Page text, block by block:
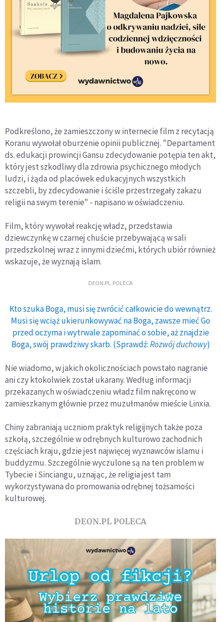
Podkreślono, że zamieszczony w internecie film z recytacją
Koranu wywołał oburzenie opinii publicznej. "Departament
ds. edukacji prowincji Gansu zdecydowanie potępia ten akt,
który jest szkodliwy dla zdrowia psychicznego młodych
ludzi, i żąda od placówek edukacyjnych wszystkich
szczebli, by zdecydowanie i ściśle przestrzegały zakazu
religii na swym terenie" - napisano w oświadczeniu.
Film, który wywołał reakcję władz, przedstawia
dziewczynkę w czarnej chuście przebywającą w sali
przedszkolnej wraz z innymi dziećmi, których ubiór również
wskazuje, że wyznają islam.
DEON.PL POLECA
Kto szuka Boga, musi się zwrócić całkowicie do wewnątrz.
Musi się wciąż ukierunkowywać na Boga, zawsze mieć Go
przed oczyma i wytrwale zapominać o sobie, aż znajdzie
Boga, swój prawdziwy skarb. (Sprawdź:Rozwój duchowy)
Nie wiadomo, w jakich okolicznościach powstało nagranie
ani czy ktokolwiek został ukarany. Według informacji
przekazanych w oświadczeniu władz film nakręcono w
zamieszkanym głównie przez muzułmanów mieście Linxia.
Chiny zabraniają uczniom praktyk religijnych także poza
szkołą, szczególnie w odrębnych kulturowo zachodnich
częściach kraju, gdzie jest najwięcej wyznawców islamu i
buddyzmu. Szczególnie wyczulone są na ten problem w
Tybecie i Sinciangu, uznając, że religia jest tam
wykorzystywana do promowania odrębnej tożsamości
kulturowej.
DEON.PL POLECA